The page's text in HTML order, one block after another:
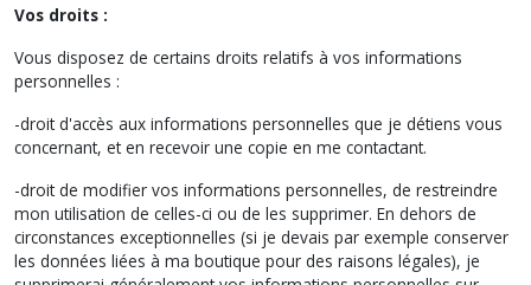
Vos droits :
Vous disposez de certains droits relatifs à vos informations
personnelles :
-droit d'accès aux informations personnelles que je détiens vous
concernant, et en recevoir une copie en me contactant.
-droit de modifier vos informations personnelles, de restreindre
mon utilisation de celles-ci ou de les supprimer. En dehors de
circonstances exceptionnelles (si je devais par exemple conserver
les données liées à ma boutique pour des raisons légales), je